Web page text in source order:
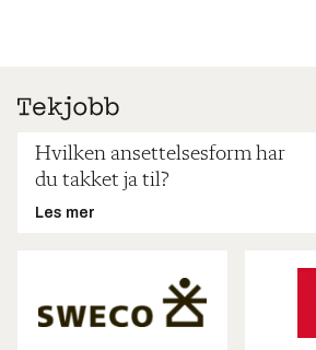
Hvilken ansettelsesform har
du takket ja til?
Les mer